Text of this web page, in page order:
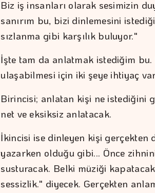
Biz iş insanları olarak sesimizin
sanırım bu, bizi dinlemesini
sızlanma gibi karşılık buluyor."
İşte tam da anlatmak istediğim
ulaşabilmesi için iki şeye ihtiyaç
Birincisi; anlatan kişi ne istediğini
net ve eksiksiz anlatacak.
İkincisi ise dinleyen kişi gerçekten
yazarken olduğu gibi... Önce
susturacak. Belki müziği
sessizlik." diyecek. Gerçekten